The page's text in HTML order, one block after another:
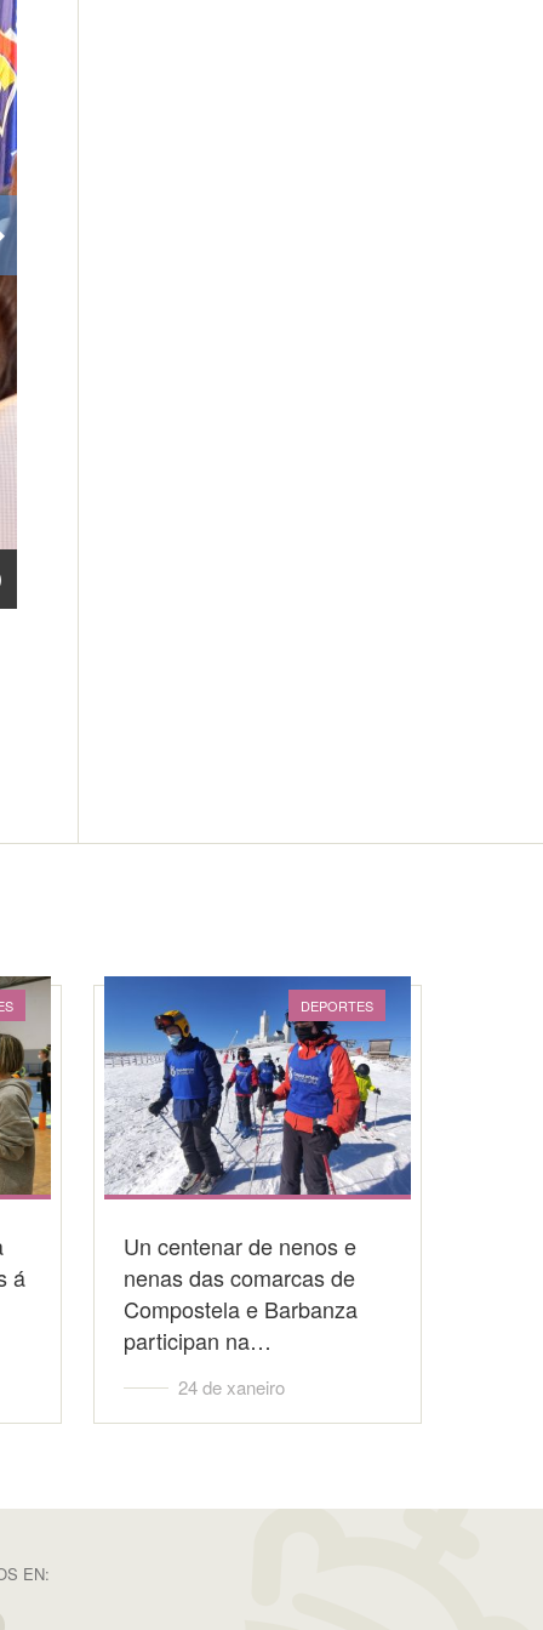
á
DEPORTES
Un centenar de nenos e
nenas das comarcas de
Compostela e Barbanza
participan na…
24 de xaneiro
EN: